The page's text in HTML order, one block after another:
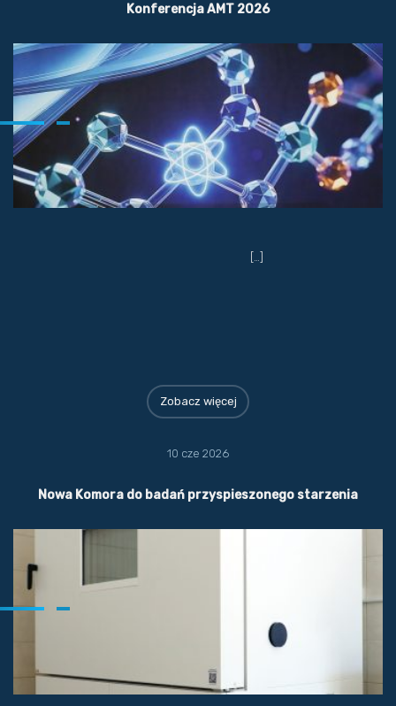
Konferencja AMT 2026
[…]
Zobacz więcej
10 cze 2026
Nowa Komora do badań przyspieszonego starzenia